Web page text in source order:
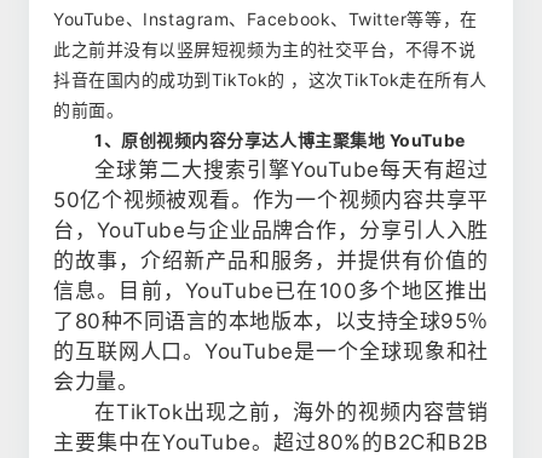
YouTube、Instagram、Facebook、Twitter等等，在
此之前并没有以竖屏短视频为主的社交平台，不得不说
抖音在国内的成功到TikTok的 ，这次TikTok走在所有人
的前面。
1、原创视频内容分享达人博主聚集地 YouTube
全球第二大搜索引擎YouTube每天有超过
50亿个视频被观看。作为一个视频内容共享平
台，YouTube与企业品牌合作，分享引人入胜
的故事，介绍新产品和服务，并提供有价值的
信息。目前，YouTube已在100多个地区推出
了80种不同语言的本地版本，以支持全球95％
的互联网人口。YouTube是一个全球现象和社
会力量。
在TikTok出现之前，海外的视频内容营销
主要集中在YouTube。超过80%的B2C和B2B